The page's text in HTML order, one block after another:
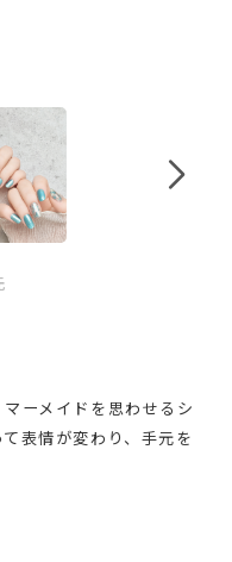
ーメイドを思わせるシ
表情が変わり、手元を